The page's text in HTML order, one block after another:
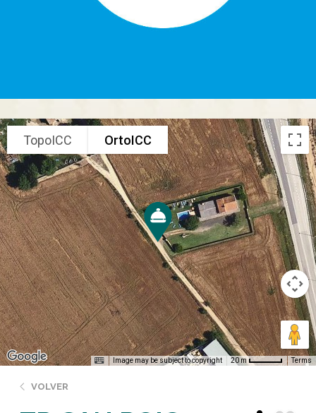
TopoICC OrtoICC
Image may be subject to copyright 20 m Terms
VOLVER